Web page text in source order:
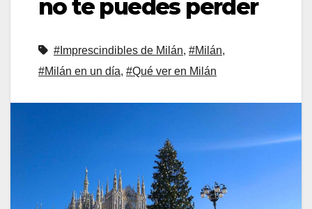
no te puedes perder
#Imprescindibles de Milán, #Milán,
#Milán en un día, #Qué ver en Milán